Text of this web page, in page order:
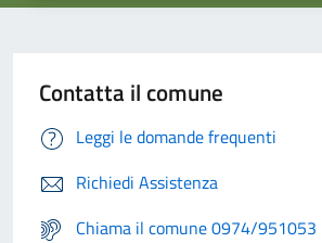
Contatta il comune
Leggi le domande frequenti
Richiedi Assistenza
Chiama il comune 0974/951053